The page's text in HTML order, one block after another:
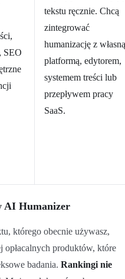
SEO
tekstu ręcznie. Chcą
zintegrować
humanizację z własną
platformą, edytorem,
systemem treści lub
przepływem pracy
SaaS.
AI Humanizer
którego obecnie używasz,
opłacalnych produktów, które
badania. Rankingi nie